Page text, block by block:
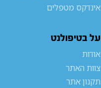
אינדקס מטפלים
על בטיפולנט
אודות
צוות האתר
תקנון אתר